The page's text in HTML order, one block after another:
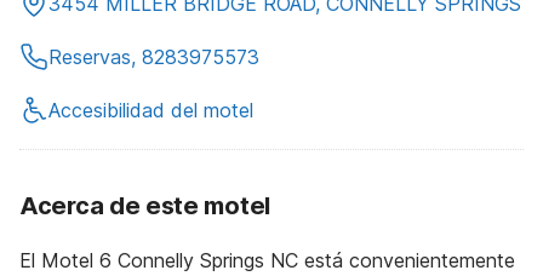
Reservas, 8283975573
Accesibilidad del motel
Acerca de este motel
El Motel 6 Connelly Springs NC está convenientemente